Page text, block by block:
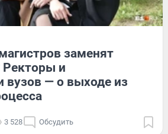
заменят
Ректоры и
вузов — о выходе из
3 528 Обсудить